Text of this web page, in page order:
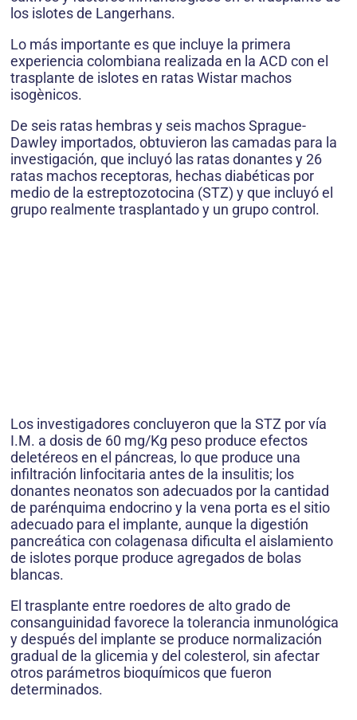
los islotes de Langerhans.
Lo más importante es que incluye la primera
experiencia colombiana realizada en la ACD con el
trasplante de islotes en ratas Wistar machos
isogènicos.
De seis ratas hembras y seis machos Sprague-
Dawley importados, obtuvieron las camadas para la
investigación, que incluyó las ratas donantes y 26
ratas machos receptoras, hechas diabéticas por
medio de la estreptozotocina (STZ) y que incluyó el
grupo realmente trasplantado y un grupo control.
Los investigadores concluyeron que la STZ por vía
I.M. a dosis de 60 mg/Kg peso produce efectos
deletéreos en el páncreas, lo que produce una
infiltración linfocitaria antes de la insulitis; los
donantes neonatos son adecuados por la cantidad
de parénquima endocrino y la vena porta es el sitio
adecuado para el implante, aunque la digestión
pancreática con colagenasa dificulta el aislamiento
de islotes porque produce agregados de bolas
blancas.
El trasplante entre roedores de alto grado de
consanguinidad favorece la tolerancia inmunológica
y después del implante se produce normalización
gradual de la glicemia y del colesterol, sin afectar
otros parámetros bioquímicos que fueron
determinados.